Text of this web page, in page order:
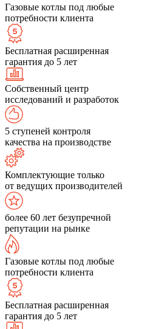
Газовые котлы под любые
потребности клиента
Бесплатная расширенная
гарантия до 5 лет
Собственный центр
исследований и разработок
5 ступеней контроля
качества на производстве
Комплектующие только
от ведущих производителей
более 60 лет безупречной
репутации на рынке
Газовые котлы под любые
потребности клиента
Бесплатная расширенная
гарантия до 5 лет